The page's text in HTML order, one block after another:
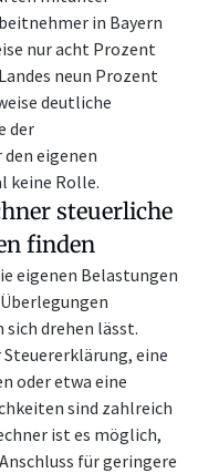
in Bayern
nur acht Prozent
neun Prozent
deutliche
der
eigenen
keine Rolle.
steuerliche
finden
eigenen Belastungen
drehen lässt.
Steuererklärung, eine
oder etwa eine
sind zahlreich
ist es möglich,
für geringere